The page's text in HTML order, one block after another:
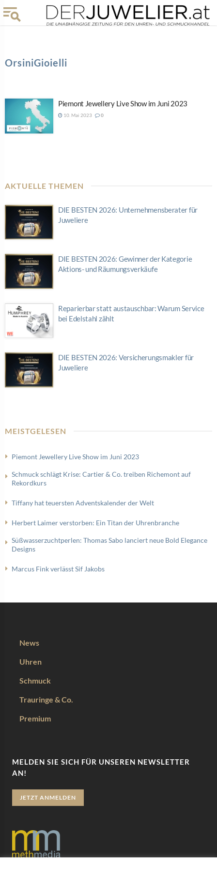
OrsiniGioielli
Piemont Jewellery Live Show im Juni 2023
10. Mai 2023 0
AKTUELLE THEMEN
DIE BESTEN 2026: Unternehmensberater für
Juweliere
DIE BESTEN 2026: Gewinner der Kategorie
Aktions- und Räumungsverkäufe
Reparierbar statt austauschbar: Warum Service
bei Edelstahl zählt
DIE BESTEN 2026: Versicherungsmakler für
Juweliere
MEISTGELESEN
Piemont Jewellery Live Show im Juni 2023
Schmuck schlägt Krise: Cartier & Co. treiben Richemont auf
Rekordkurs
Tiffany hat teuersten Adventskalender der Welt
Herbert Laimer verstorben: Ein Titan der Uhrenbranche
Süßwasserzuchtperlen: Thomas Sabo lanciert neue Bold Elegance
Designs
Marcus Fink verlässt Sif Jakobs
News
Uhren
Schmuck
Trauringe & Co.
Premium
MELDEN SIE SICH FÜR UNSEREN NEWSLETTER
AN!
JETZT ANMELDEN